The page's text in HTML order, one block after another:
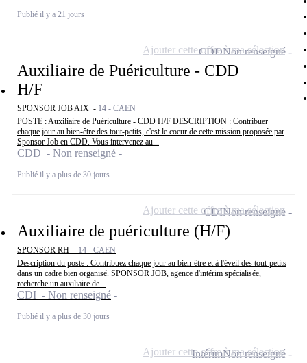
Publié il y a 21 jours
Auxiliaire de Puériculture - CDD
H/F
SPONSOR JOB AIX - 14 - CAEN
POSTE : Auxiliaire de Puériculture - CDD H/F DESCRIPTION : Contribuer
chaque jour au bien-être des tout-petits, c'est le coeur de cette mission proposée par
Sponsor Job en CDD. Vous intervenez au...
CDD - Non renseigné
Publié il y a plus de 30 jours
CDDNon renseigné
Ajouter cette offre à ma sélection
Auxiliaire de puériculture (H/F)
SPONSOR RH - 14 - CAEN
Description du poste : Contribuez chaque jour au bien-être et à l'éveil des tout-petits
dans un cadre bien organisé. SPONSOR JOB, agence d'intérim spécialisée,
recherche un auxiliaire de...
CDI - Non renseigné
Publié il y a plus de 30 jours
CDINon renseigné
Ajouter cette offre à ma sélection
IntérimNon renseigné
Ajouter cette offre à ma sélection